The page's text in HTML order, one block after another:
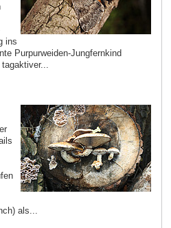
ins
Purpurweiden-Jungfernkind
als...